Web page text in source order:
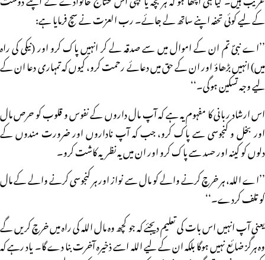
کے لیے کوئی تحفہ اپنے ساتھ لے جائے۔ رب العزت نے سچ فرمایا ہے:
’’اے نبیؐ تم ان کے اموال میں سے صدقہ لے کر انہیں پاک کرو اور (نیکی کی راہ
میں) انہیں بڑھاؤ اور ان کے حق میں دعائے رحمت کرو، کیوں کہ تمہاری دعا ان کے
لیے وجہ تسکین ہوگی۔‘‘
اس ارشاد ربانی کا مفہوم یہ ہے کہ آپ مال داروں کے نفوس و قلوب کو حرص مال
اور بخل و کنجوسی سے پاک کرو، جب کہ آپ ناداروں اور ضرورت مندوں کے
دلوں کو کینہ اور حسد سے پاک کرو اور ان میں یہ نظریہ کاشت کرو۔
’’اے اللہ، ہر خرچ کرنے والے کو مال سے نواز اور ہر کنجوسی کرنے والے کے مال
کو تلف کردے۔‘‘
یعنی آپ انہیں اس بات کی تعلیم دیجئے کہ جو کچھ وہ مال اللہ کی راہ میں خرچ کریں گے
وہ ہرگز ضائع نہیں ہوگا بلکہ ان کے لیے اللہ اسے ذخیرہ آخرت بنا دے گا۔ یاد رہے کہ